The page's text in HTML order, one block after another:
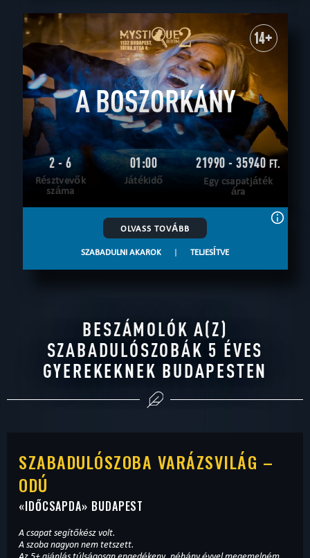
14+
A BOSZORKÁNY
2 - 6
Résztvevők
száma
01:00
Játékidő
21990 - 35940 FT.
Egy csapatjáték
ára
OLVASS TOVÁBB
SZABADULNI AKAROK | TELJESÍTVE
BESZÁMOLÓK A(Z)
SZABADULÓSZOBÁK 5 ÉVES
GYEREKEKNEK BUDAPESTEN
SZABADULÓSZOBA VARÁZSVILÁG –
ODÚ
«IDŐCSAPDA» BUDAPEST
A csapat segítőkész volt.
A szoba nagyon nem tetszett.